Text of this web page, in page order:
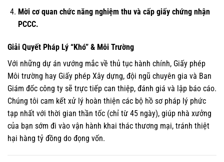
Mời cơ quan chức năng nghiệm thu và cấp giấy chứng nhận
PCCC.
Giải Quyết Pháp Lý “Khó” & Môi Trường
Với những dự án vướng mắc về thủ tục hành chính, Giấy phép
Môi trường hay Giấy phép Xây dựng, đội ngũ chuyên gia và Ban
Giám đốc công ty sẽ trực tiếp can thiệp, đánh giá và lập báo cáo.
Chúng tôi cam kết xử lý hoàn thiện các bộ hồ sơ pháp lý phức
tạp nhất với thời gian thần tốc (chỉ từ 45 ngày), giúp nhà xưởng
của bạn sớm đi vào vận hành khai thác thương mại, tránh thiệt
hại hàng tỷ đồng do đọng vốn.